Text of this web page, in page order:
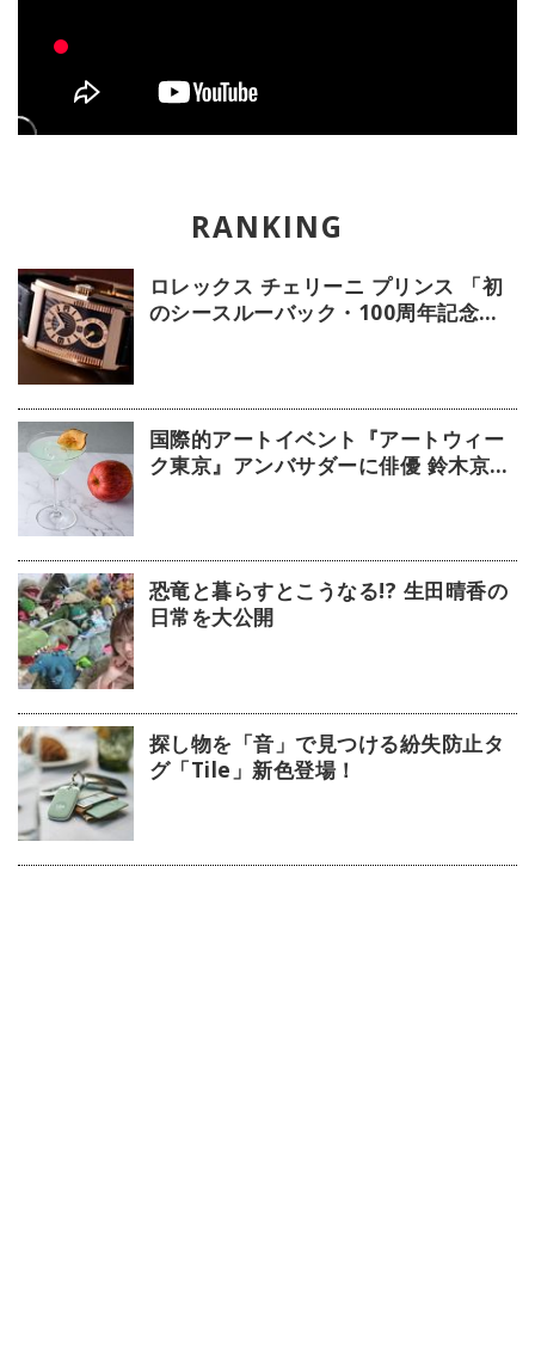
ロレックス チェリーニ プリンス 「初
のシースルーバック・100周年記念モ
国際的アートイベント『アートウィー
ク東京』アンバサダーに俳優 鈴木京香
恐竜と暮らすとこうなる!? 生田晴香の
日常を大公開
探し物を「音」で見つける紛失防止タ
グ「Tile」新色登場！